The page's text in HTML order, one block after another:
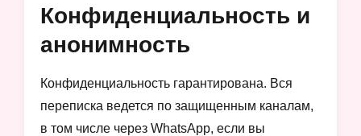
Конфиденциальность и
анонимность
Конфиденциальность гарантирована. Вся
переписка ведется по защищенным каналам,
в том числе через WhatsApp, если вы